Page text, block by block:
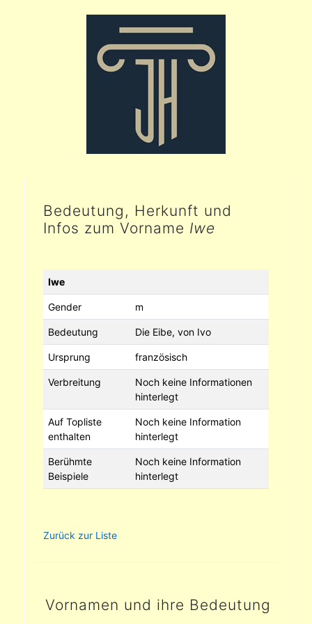
Bedeutung, Herkunft und
Infos zum Vorname Iwe
Iwe
Gender m
Bedeutung Die Eibe, von Ivo
Ursprung französisch
Verbreitung
Noch keine Informationen
hinterlegt
Auf Topliste
enthalten
Noch keine Information
hinterlegt
Berühmte
Beispiele
Noch keine Information
hinterlegt
Zurück zur Liste
Vornamen und ihre Bedeutung